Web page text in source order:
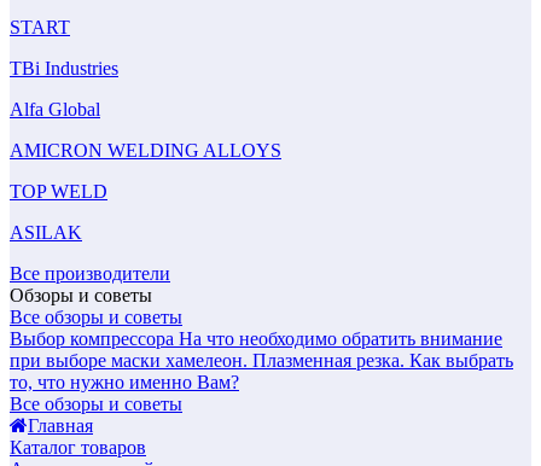
START
TBi Industries
Alfa Global
AMICRON WELDING ALLOYS
TOP WELD
ASILAK
Все производители
Обзоры и советы
Все обзоры и советы
Выбор компрессора На что необходимо обратить внимание
при выборе маски хамелеон. Плазменная резка. Как выбрать
то, что нужно именно Вам?
Все обзоры и советы
Главная
Каталог товаров